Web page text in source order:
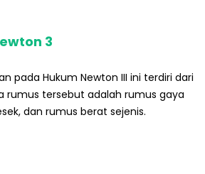
3
pada Hukum Newton III ini terdiri dari
rumus tersebut adalah rumus gaya
dan rumus berat sejenis.